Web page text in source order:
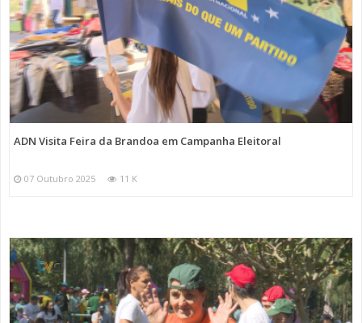
ADN Visita Feira da Brandoa em Campanha Eleitoral
07 Outubro 2025 11 K